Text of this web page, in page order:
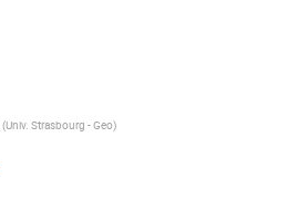
(Univ. Strasbourg - Geo)